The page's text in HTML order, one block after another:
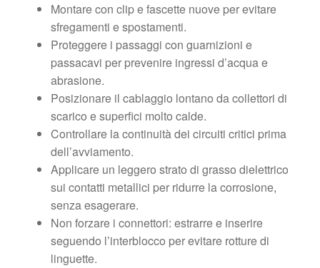
Montare con clip e fascette nuove per evitare
sfregamenti e spostamenti.
Proteggere i passaggi con guarnizioni e
passacavi per prevenire ingressi d’acqua e
abrasione.
Posizionare il cablaggio lontano da collettori di
scarico e superfici molto calde.
Controllare la continuità dei circuiti critici prima
dell’avviamento.
Applicare un leggero strato di grasso dielettrico
sui contatti metallici per ridurre la corrosione,
senza esagerare.
Non forzare i connettori: estrarre e inserire
seguendo l’interblocco per evitare rotture di
linguette.